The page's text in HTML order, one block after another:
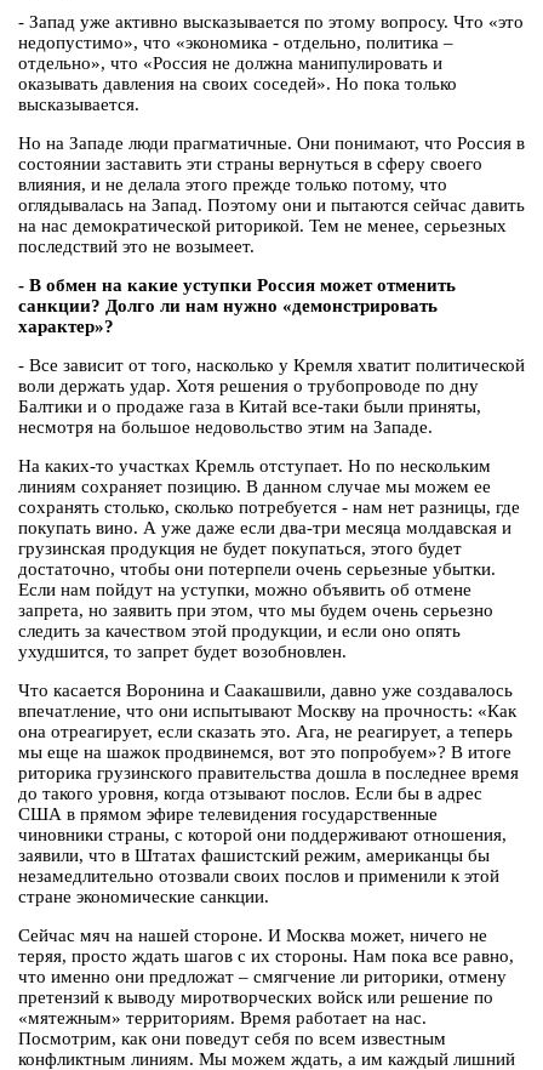
- Запад уже активно высказывается по этому вопросу. Что «это
недопустимо», что «экономика - отдельно, политика –
отдельно», что «Россия не должна манипулировать и
оказывать давления на своих соседей». Но пока только
высказывается.
Но на Западе люди прагматичные. Они понимают, что Россия в
состоянии заставить эти страны вернуться в сферу своего
влияния, и не делала этого прежде только потому, что
оглядывалась на Запад. Поэтому они и пытаются сейчас давить
на нас демократической риторикой. Тем не менее, серьезных
последствий это не возымеет.
- В обмен на какие уступки Россия может отменить
санкции? Долго ли нам нужно «демонстрировать
характер»?
- Все зависит от того, насколько у Кремля хватит политической
воли держать удар. Хотя решения о трубопроводе по дну
Балтики и о продаже газа в Китай все-таки были приняты,
несмотря на большое недовольство этим на Западе.
На каких-то участках Кремль отступает. Но по нескольким
линиям сохраняет позицию. В данном случае мы можем ее
сохранять столько, сколько потребуется - нам нет разницы, где
покупать вино. А уже даже если два-три месяца молдавская и
грузинская продукция не будет покупаться, этого будет
достаточно, чтобы они потерпели очень серьезные убытки.
Если нам пойдут на уступки, можно объявить об отмене
запрета, но заявить при этом, что мы будем очень серьезно
следить за качеством этой продукции, и если оно опять
ухудшится, то запрет будет возобновлен.
Что касается Воронина и Саакашвили, давно уже создавалось
впечатление, что они испытывают Москву на прочность: «Как
она отреагирует, если сказать это. Ага, не реагирует, а теперь
мы еще на шажок продвинемся, вот это попробуем»? В итоге
риторика грузинского правительства дошла в последнее время
до такого уровня, когда отзывают послов. Если бы в адрес
США в прямом эфире телевидения государственные
чиновники страны, с которой они поддерживают отношения,
заявили, что в Штатах фашистский режим, американцы бы
незамедлительно отозвали своих послов и применили к этой
стране экономические санкции.
Сейчас мяч на нашей стороне. И Москва может, ничего не
теряя, просто ждать шагов с их стороны. Нам пока все равно,
что именно они предложат – смягчение ли риторики, отмену
претензий к выводу миротворческих войск или решение по
«мятежным» территориям. Время работает на нас.
Посмотрим, как они поведут себя по всем известным
конфликтным линиям. Мы можем ждать, а им каждый лишний